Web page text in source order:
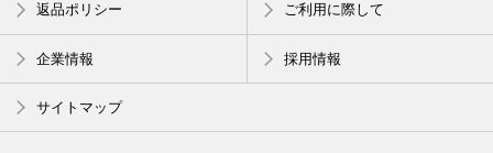
返品ポリシー ご利用に際して
企業情報 採用情報
サイトマップ